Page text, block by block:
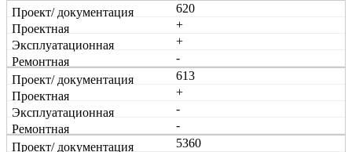
620
+
+
-
613
+
-
-
5360